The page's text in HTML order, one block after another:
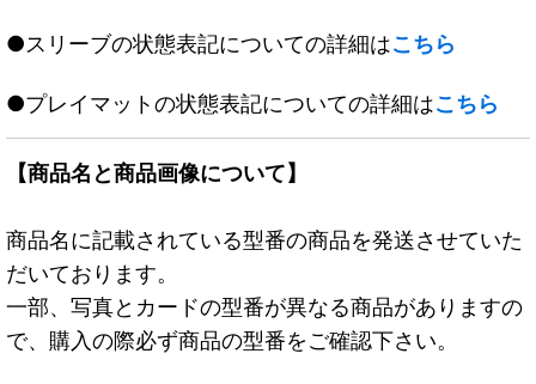
●スリーブの状態表記についての詳細はこちら
●プレイマットの状態表記についての詳細はこちら
【商品名と商品画像について】
商品名に記載されている型番の商品を発送させていた
だいております。
一部、写真とカードの型番が異なる商品がありますの
で、購入の際必ず商品の型番をご確認下さい。